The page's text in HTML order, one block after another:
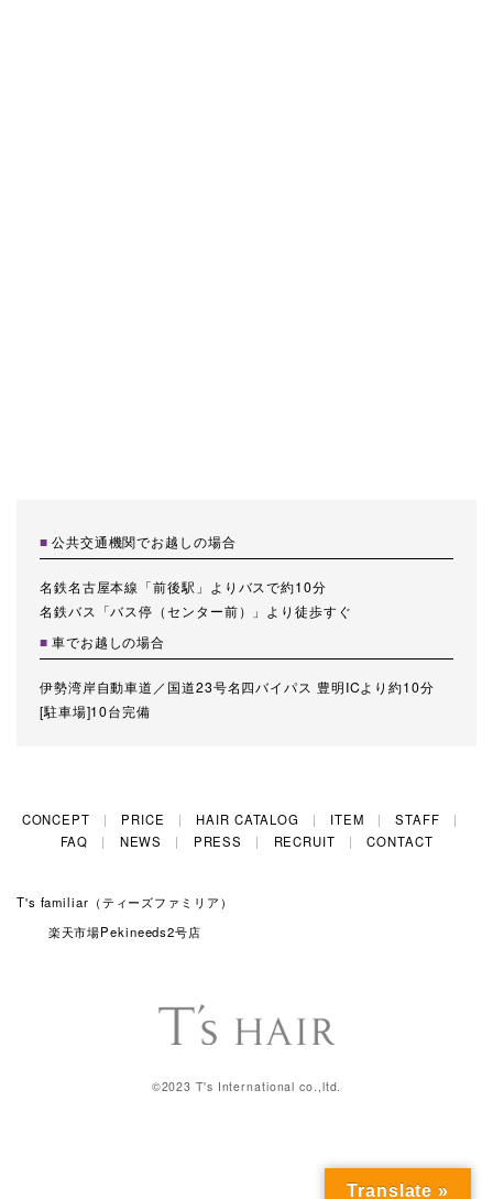
公共交通機関でお越しの場合
名鉄名古屋本線「前後駅」よりバスで約10分
名鉄バス「バス停（センター前）」より徒歩すぐ
車でお越しの場合
伊勢湾岸自動車道／国道23号名四バイパス 豊明ICより約10分
[駐車場]10台完備
CONCEPT PRICE HAIR CATALOG ITEM
STAFF
FAQ
NEWS PRESS RECRUIT CONTACT
T's familiar（ティーズファミリア）
楽天市場Pekineeds2号店
©2023 T's International co.,ltd.
Translate »